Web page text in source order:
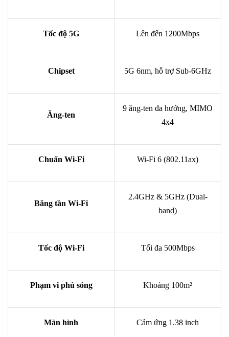
Tốc độ 5G Lên đến 1200Mbps
Chipset 5G 6nm, hỗ trợ Sub-6GHz
Ăng-ten
9 ăng-ten đa hướng, MIMO
4x4
Chuẩn Wi-Fi Wi-Fi 6 (802.11ax)
Băng tần Wi-Fi
2.4GHz & 5GHz (Dual-
band)
Tốc độ Wi-Fi Tối đa 500Mbps
Phạm vi phủ sóng Khoảng 100m²
Màn hình Cảm ứng 1.38 inch